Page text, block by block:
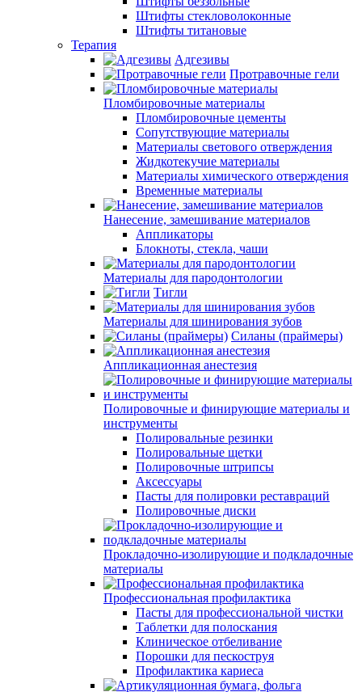
Штифты стекловолоконные
Штифты титановые
Терапия
Адгезивы
Протравочные гели
Пломбировочные материалы
Пломбировочные цементы
Сопутствующие материалы
Материалы светового отверждения
Жидкотекучие материалы
Материалы химического отверждения
Временные материалы
Нанесение, замешивание материалов
Аппликаторы
Блокноты, стекла, чаши
Материалы для пародонтологии
Тигли
Материалы для шинирования зубов
Силаны (праймеры)
Аппликационная анестезия
Полировочные и финирующие материалы и
инструменты
Полировальные резинки
Полировальные щетки
Полировочные штрипсы
Аксессуары
Пасты для полировки реставраций
Полировочные диски
Прокладочно-изолирующие и подкладочные
материалы
Профессиональная профилактика
Пасты для профессиональной чистки
Таблетки для полоскания
Клиническое отбеливание
Порошки для пескоструя
Профилактика кариеса